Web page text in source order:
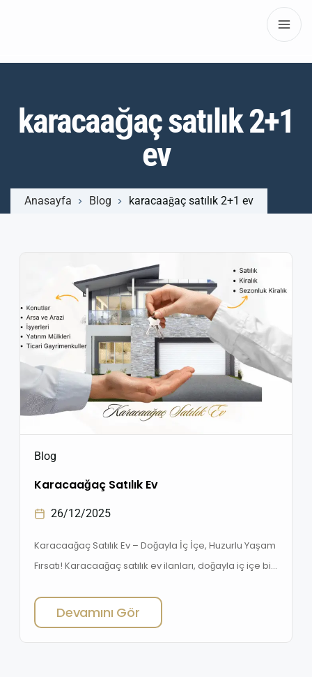
karacaağaç satılık 2+1
ev
Anasayfa Blog karacaağaç satılık 2+1 ev
Blog
Karacaağaç Satılık Ev
26/12/2025
Karacaağaç Satılık Ev – Doğayla İç İçe, Huzurlu Yaşam
Fırsatı! Karacaağaç satılık ev ilanları, doğayla iç içe bir
2026 yılında da büyük ilgi görüyor. Şehir
kalabalığından uzak, sakin ve temiz havasıyla bilinen
Karacaağaç Mahallesi, hem oturum hem de
Devamını Gör